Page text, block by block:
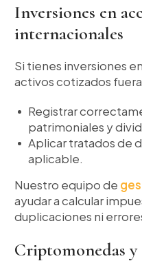
Inversiones en
internacionales
Si tienes inversiones
activos cotizados
Registrar
patrimoniales y
Aplicar tratados de
aplicable.
Nuestro equipo de
ayudar a calcular
duplicaciones ni
Criptomonedas